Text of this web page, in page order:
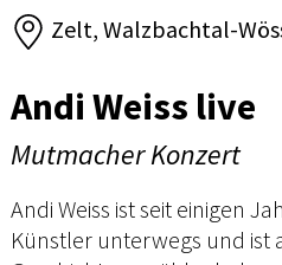
Zelt, Walzbachtal-
Andi Weiss live
Mutmacher Konzert
Andi Weiss ist seit einigen
Künstler unterwegs und ist